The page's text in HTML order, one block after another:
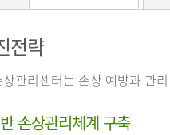
전략
관리센터는 손상 예방과 관
손상관리체계 구축